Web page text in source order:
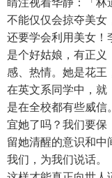
睛注视着华静：「林
不能仅仅会掠夺美女
还要学会利用美女！
是个好姑娘，有正义
感、热情。她是花王
在英文系同学中，就
是在全校都有些威信
宜她了吗？我们要保
留她清醒的意识和中
我们，为我们说话。